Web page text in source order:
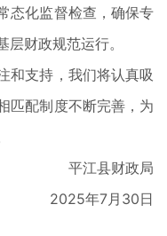
态化监督检查，确保专
财政规范运行。
支持，我们将认真吸
匹配制度不断完善，为
平江县财政局
2025年7月30日